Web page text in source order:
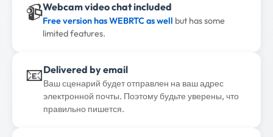
📹Webcam video chat included
Free version has WEBRTC as well but has some
limited features.
📧Delivered by email
Ваш сценарий будет отправлен на ваш адрес
электронной почты. Поэтому будьте уверены, что
правильно пишется.